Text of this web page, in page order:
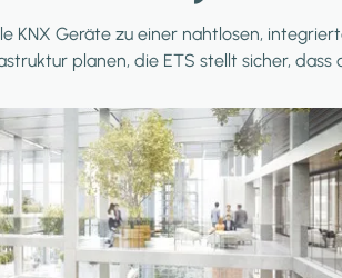
KNX Geräte zu einer nahtlosen,
planen, die ETS stellt sicher,